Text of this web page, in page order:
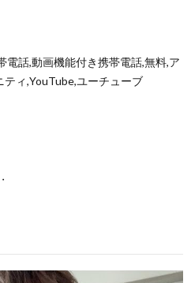
電話,動画機能付き携帯電話,無料,ア
ティ,YouTube,ユーチューブ